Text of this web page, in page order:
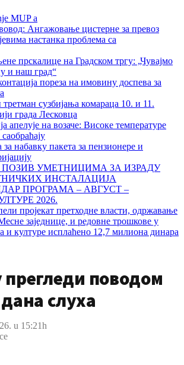
MUP a
Ангажовање цистерне за превоз
настанка проблема са
прскалице на Градском тргу: „Чувајмо
и наш град“
пореза на имовину доспева за
третман сузбијања комараца 10. и 11.
града Лесковца
апелује на возаче: Високе температуре
за набавку пакета за пензионере и
ПОЗИВ УМЕТНИЦИМА ЗА ИЗРАДУ
ИНСТАЛАЦИЈА
ПРОГРАМА – АВГУСТ –
2026.
пројекат претходне власти, одржавање
заједнице, и редовне трошкове у
и културе исплаћено 12,7 милиона динара
поводом
слуха
u 15:21h